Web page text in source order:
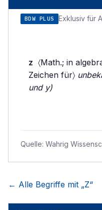
BDW PLUS Exklusiv für
z 〈Math.; in
Zeichen für〉
und y)
Quelle: Wahrig
← Alle Begriffe mit „Z“